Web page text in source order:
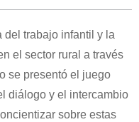
del trabajo infantil y la
el sector rural a través
se presentó el juego
diálogo y el intercambio
sobre estas